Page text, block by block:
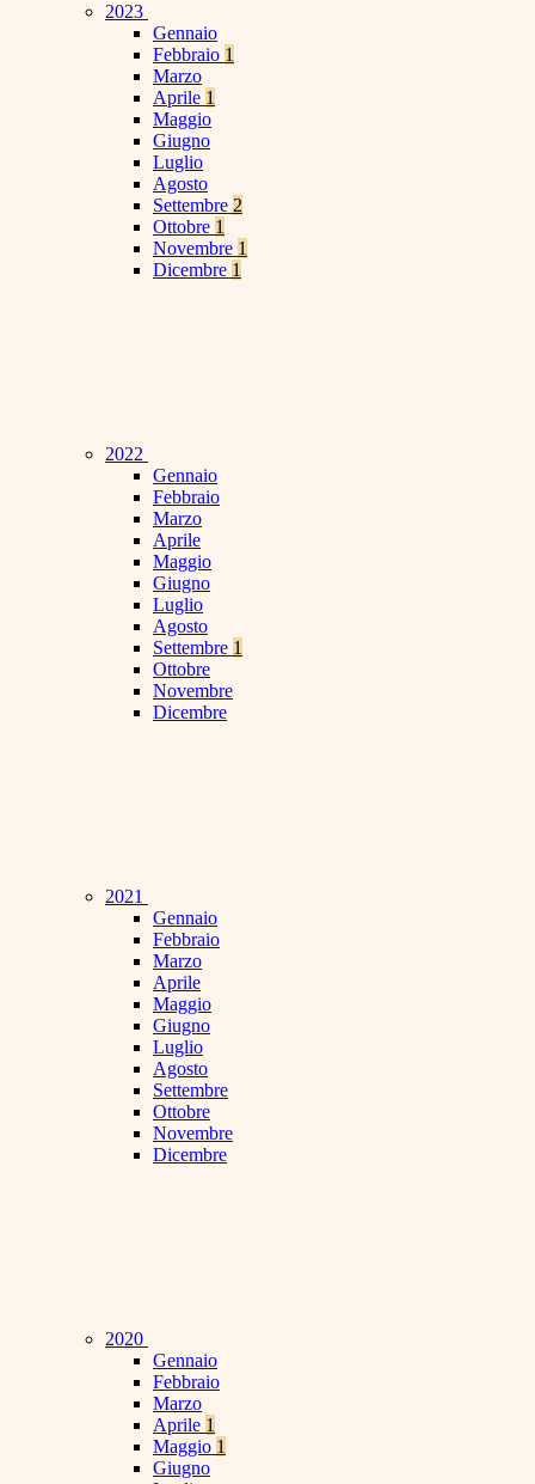
2023
Gennaio
Febbraio 1
Marzo
Aprile 1
Maggio
Giugno
Luglio
Agosto
Settembre 2
Ottobre 1
Novembre 1
Dicembre 1
2022
Gennaio
Febbraio
Marzo
Aprile
Maggio
Giugno
Luglio
Agosto
Settembre 1
Ottobre
Novembre
Dicembre
2021
Gennaio
Febbraio
Marzo
Aprile
Maggio
Giugno
Luglio
Agosto
Settembre
Ottobre
Novembre
Dicembre
2020
Gennaio
Febbraio
Marzo
Aprile 1
Maggio 1
Giugno